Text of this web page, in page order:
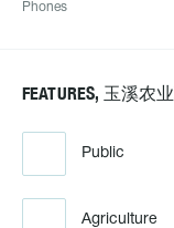
Phones
FEATURES, 玉溪农
Public
Agriculture